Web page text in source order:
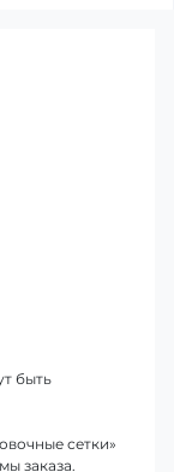
быть
сетки»
заказа.